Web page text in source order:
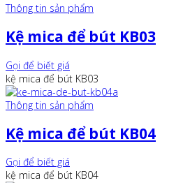
Thông tin sản phẩm
Kệ mica để bút KB03
Gọi để biết giá
kệ mica để bút KB03
Thông tin sản phẩm
Kệ mica để bút KB04
Gọi để biết giá
kệ mica để bút KB04